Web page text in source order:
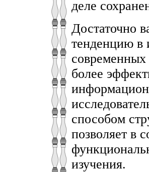
деле
Достаточно
тенденцию в
более
способом
позволяет в
изучения.